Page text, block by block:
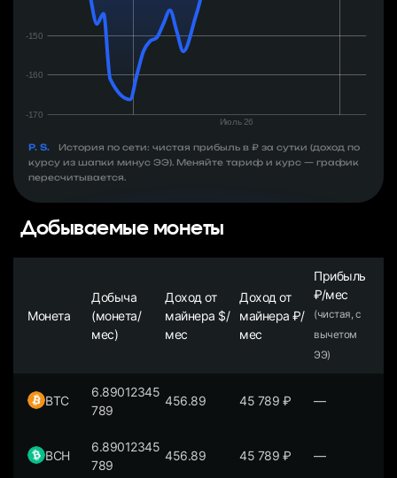
P. S.
История по сети: чистая прибыль в ₽ за сутки (доход по
курсу из шапки минус ЭЭ). Меняйте тариф и курс — график
пересчитывается.
Добываемые монеты
Монета
Добыча
(монета/
мес)
Доход от
майнера $/
мес
Доход от
майнера ₽/
мес
Прибыль
₽/мес
(чистая, с
вычетом
ЭЭ)
BTC
6.89012345
789
456.89 45 789 ₽ —
BCH
6.89012345
789
456.89 45 789 ₽ —